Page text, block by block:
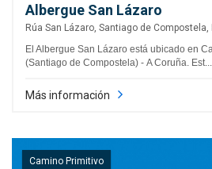
Albergue San Lázaro
Rúa San Lázaro, Santiago de Compostela,
El Albergue San Lázaro está ubicado en
(Santiago de Compostela) - A Coruña. Est...
Más información
Camino Primitivo